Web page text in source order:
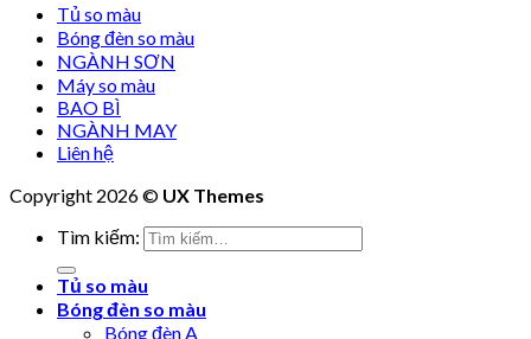
Tủ so màu
Bóng đèn so màu
NGÀNH SƠN
Máy so màu
BAO BÌ
NGÀNH MAY
Liên hệ
Copyright 2026 © UX Themes
Tìm kiếm:
Tủ so màu
Bóng đèn so màu
Bóng đèn A